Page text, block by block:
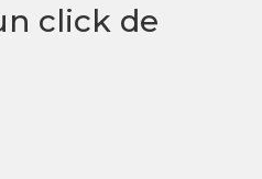
click de